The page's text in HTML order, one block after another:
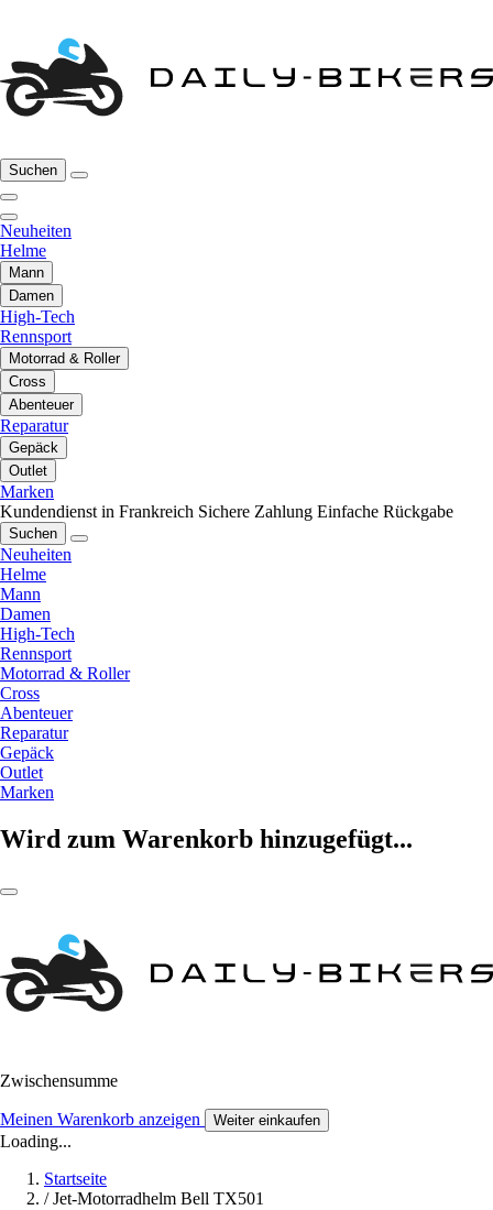
Suchen
Neuheiten
Helme
Mann
Damen
High-Tech
Rennsport
Motorrad & Roller
Cross
Abenteuer
Reparatur
Gepäck
Outlet
Marken
Kundendienst in Frankreich Sichere Zahlung Einfache Rückgabe
Suchen
Neuheiten
Helme
Mann
Damen
High-Tech
Rennsport
Motorrad & Roller
Cross
Abenteuer
Reparatur
Gepäck
Outlet
Marken
Wird zum Warenkorb hinzugefügt...
Zwischensumme
Meinen Warenkorb anzeigen Weiter einkaufen
Loading...
Startseite
/ Jet-Motorradhelm Bell TX501